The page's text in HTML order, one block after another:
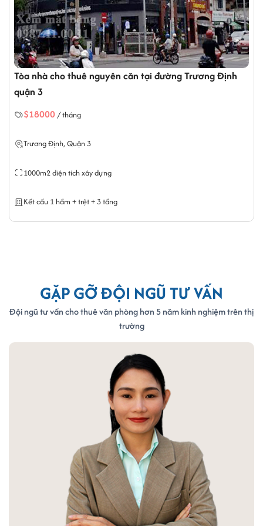
Trương Định
Tòa nhà cho thuê nguyên căn tại
Kết cấu trệt + 3 tầng
GẶP GỠ ĐỘI NGŨ TƯ VẤN
Đội ngũ tư vấn cho thuê văn phòng hơn 5 năm kinh nghiệm trên thị
trường